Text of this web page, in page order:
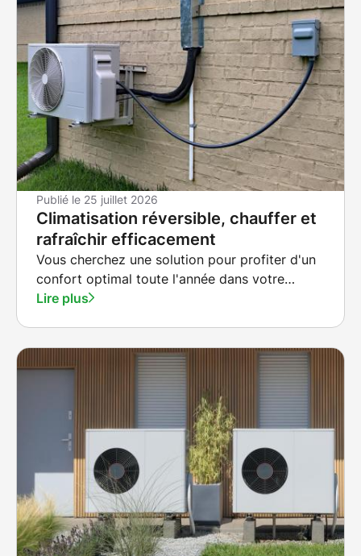
Publié le 25 juillet 2026
Climatisation réversible, chauffer et
rafraîchir efficacement
Vous cherchez une solution pour profiter d'un
confort optimal toute l'année dans votre
logement ?
Lire plus